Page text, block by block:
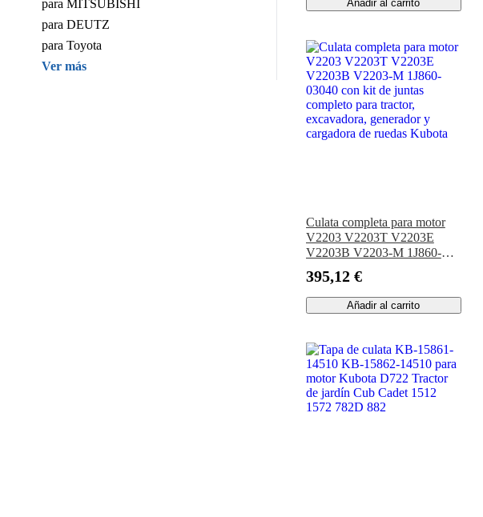
para MITSUBISHI
para DEUTZ
para Toyota
Ver más
Añadir al carrito
Culata completa para motor
V2203 V2203T V2203E
V2203B V2203-M 1J860-
completo para tractor,
excavadora, generador y
cargadora de ruedas Kubota
395,12 €
Añadir al carrito